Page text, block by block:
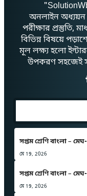
অনলাইন অধ্যয়ন
পরীক্ষার প্রস্তুতি,
বিভিন্ন বিষয়ে
মূল লক্ষ্য হলো
উপকরণ সহজেই
সপ্তম শ্রেণি বাংলা –
মে 19, 2026
সপ্তম শ্রেণি বাংলা –
মে 19, 2026